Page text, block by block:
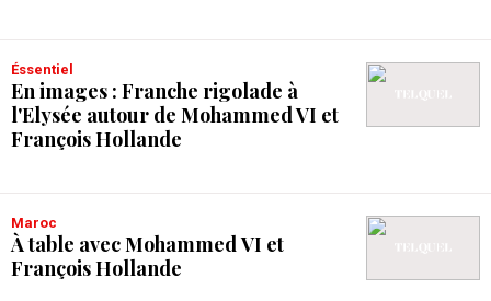
Éssentiel
En images : Franche rigolade à
l'Elysée autour de Mohammed VI et
François Hollande
Maroc
À table avec Mohammed VI et
François Hollande